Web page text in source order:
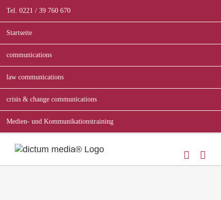
springen
Tel. 0221 / 39 760 670
Startseite
communications
law communications
crisis & change communications
Medien- und Kommunikationstraining